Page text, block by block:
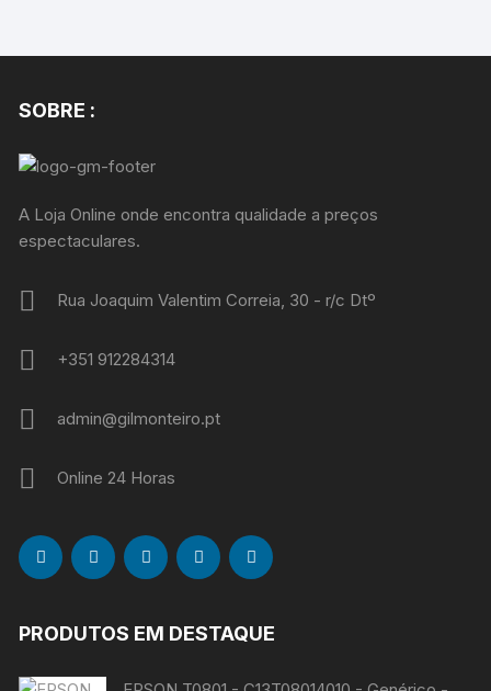
SOBRE :
A Loja Online onde encontra qualidade a preços
espectaculares.
Rua Joaquim Valentim Correia, 30 - r/c Dtº
+351 912284314
admin@gilmonteiro.pt
Online 24 Horas
PRODUTOS EM DESTAQUE